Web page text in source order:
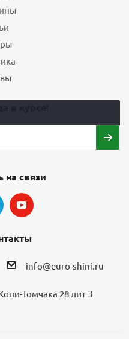
на связи
info@euro-shini.ru
Томчака 28 лит З